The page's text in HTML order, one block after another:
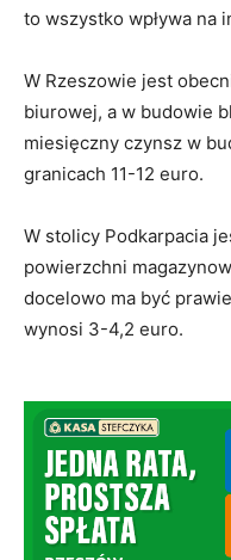
to wszystko wpływa na
W Rzeszowie jest
biurowej, a w budowie
miesięczny czynsz w
granicach 11-12 euro.
W stolicy Podkarpacia
powierzchni
docelowo ma być
wynosi 3-4,2 euro.